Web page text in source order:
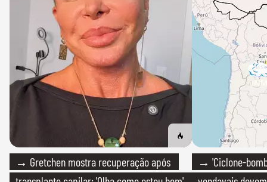
→ Gretchen mostra recuperação após
→ 'Ciclone-